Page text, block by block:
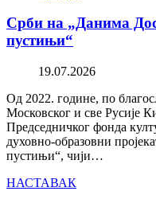
Срби на „Данима
пустињи“
19.07.2026
Од 2022. године, по
Московског и све Русије
Председничког фонда
духовно-образовни
пустињи“, чији…
НАСТАВАК